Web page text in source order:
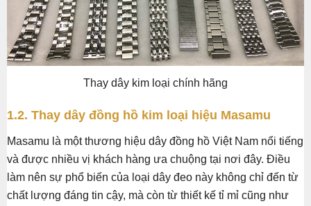
Thay dây kim loại chính hãng
1.2. Thay dây đồng hồ kim loại hiệu Masamu
Masamu là một thương hiệu dây đồng hồ Việt Nam nổi tiếng
và được nhiều vị khách hàng ưa chuộng tại nơi đây. Điều
làm nên sự phổ biến của loại dây đeo này không chỉ đến từ
chất lượng đáng tin cậy, mà còn từ thiết kế tỉ mỉ cũng như